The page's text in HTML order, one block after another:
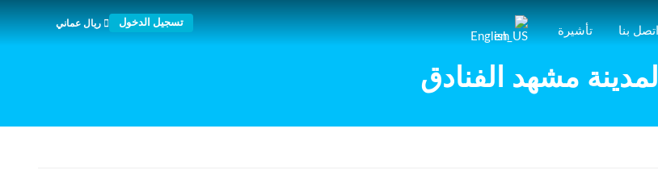
اتصل بنا تأشيرة English
تسجيل الدخول ريال عماني
المدينة مشهد الفنادق